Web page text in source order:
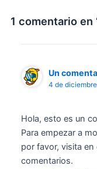
1 comentario en
Un
4 de
Hola, esto es un
Para empezar a
por favor, visita
comentarios.